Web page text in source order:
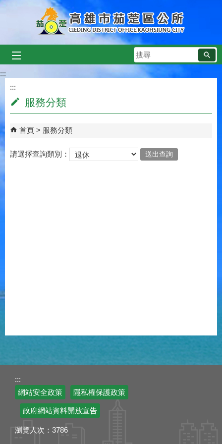
跳到主要內容區塊
搜
尋
:::
:::
服務分類
首頁 服務分類
請選擇查詢類別：
:::
網站安全政策
隱私權保護政策
政府網站資料開放宣告
瀏覽人次： 3786